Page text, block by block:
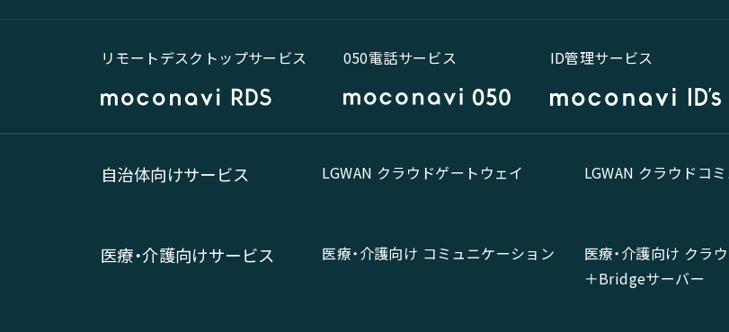
リモートデスクトップサービス 050電話サービス ID管理サービス
自治体向けサービス LGWAN クラウドゲートウェイ LGWAN クラウドコ
医療・介護向けサービス 医療・介護向け コミュニケーション
医療・介護向け クラ
＋Bridgeサーバー